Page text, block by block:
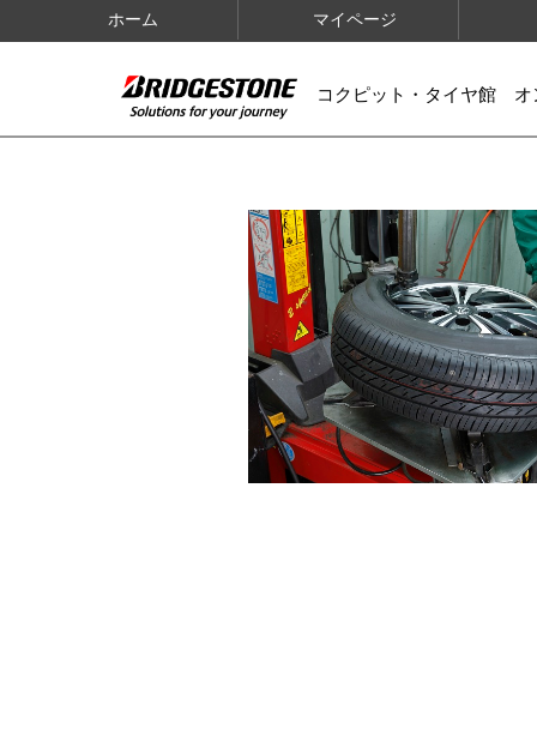
ホーム マイページ
コクピット・タイヤ館 オ
IMAGES